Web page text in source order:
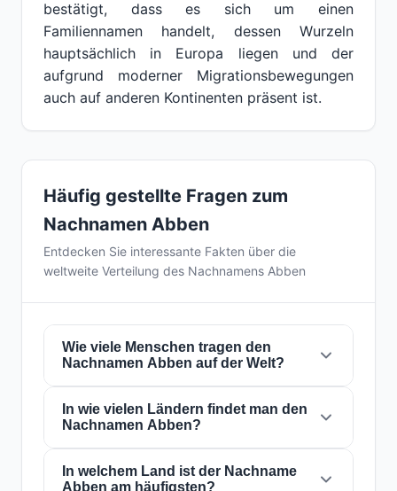
bestätigt, dass es sich um einen
Familiennamen handelt, dessen Wurzeln
hauptsächlich in Europa liegen und der
aufgrund moderner Migrationsbewegungen
auch auf anderen Kontinenten präsent ist.
Häufig gestellte Fragen zum
Nachnamen Abben
Entdecken Sie interessante Fakten über die
weltweite Verteilung des Nachnamens Abben
Wie viele Menschen tragen den
Nachnamen Abben auf der Welt?
Derzeit gibt es weltweit etwa219 Personen
mit dem NachnamenAbben
dass etwa 1 von36,529,680 Personenauf
der Welt diesen Nachnamen trägt. Er ist in
In wie vielen Ländern findet man den
Nachnamen Abben?
Der NachnameAbbenist in 12 Ländernauf
In welchem Land ist der Nachname
Abben am häufigsten?